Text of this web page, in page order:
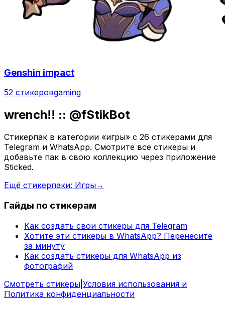
Genshin impact
52 стикеровgaming
wrench!! :: @fStikBot
Стикерпак в категории «игры» с 26 стикерами для
Telegram и WhatsApp. Смотрите все стикеры и
добавьте пак в свою коллекцию через приложение
Sticked.
Ещё стикерпаки: Игры→
Гайды по стикерам
Как создать свои стикеры для Telegram
Хотите эти стикеры в WhatsApp? Перенесите
за минуту
Как создать стикеры для WhatsApp из
фотографий
Смотреть стикеры Условия использования и
Политика конфиденциальности